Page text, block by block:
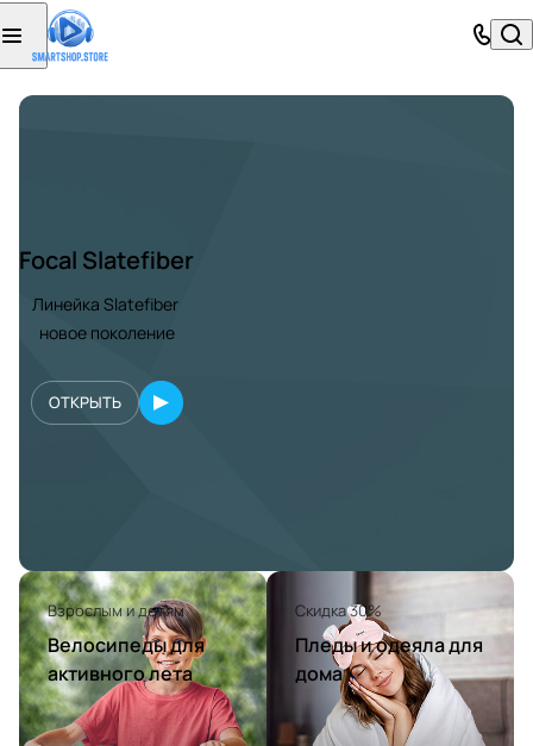
Focal Slatefiber
Линейка Slatefiber
новое поколение
ОТКРЫТЬ
Взрослым и детям
Велосипеды для
активного лета
Скидка 30%
Пледы и одеяла для
дома